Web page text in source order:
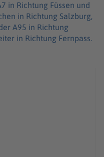
in Richtung Füssen und
in Richtung Salzburg,
A95 in Richtung
in Richtung Fernpass.